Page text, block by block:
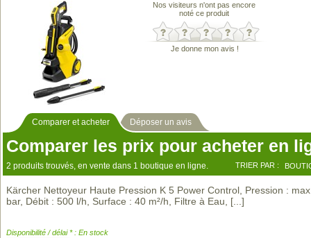
Nos visiteurs n'ont pas encore
noté ce produit
Je donne mon avis !
Comparer et acheter Déposer un avis
Comparer les prix pour acheter en
2 produits trouvés, en vente dans 1 boutique en ligne. TRIER PAR :
Kärcher Nettoyeur Haute Pression K 5 Power Control, Pression :
bar, Débit : 500 l/h, Surface : 40 m²/h, Filtre à Eau, [...]
Disponibilité / délai * : En stock